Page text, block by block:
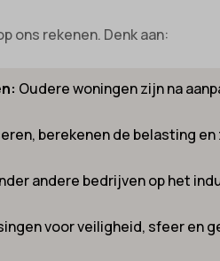
ons rekenen. Denk aan:
Oudere woningen zijn na
berekenen de belasting
andere bedrijven op het
voor veiligheid, sfeer en